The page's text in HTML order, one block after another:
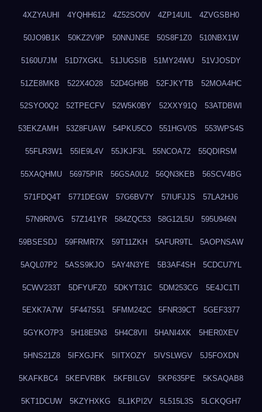
4XZYAUHI 4YQHH612 4Z52SO0V 4ZP14UIL 4ZVGSBH0
50JO9B1K 50KZ2V9P 50NNJN5E 50S8F1Z0 510NBX1W
5160U7JM 51D7XGKL 51JUGSIB 51MY24WU 51VJOSDY
51ZE8MKB 522X4O28 52D4GH9B 52FJKYTB 52MOA4HC
52SYO0Q2 52TPECFV 52W5K0BY 52XXY91Q 53ATDBWI
53EKZAMH 53Z8FUAW 54PKU5CO 551HGV0S 553WPS4S
55FLR3W1 55IE9L4V 55JKJF3L 55NCOA72 55QDIRSM
55XAQHMU 56975PIR 56GSA0U2 56QN3KEB 56SCV4BG
571FDQ4T 5771DEGW 57G6BV7Y 57IUFJJS 57LA2HJ6
57N9R0VG 57Z141YR 584ZQC53 58G12L5U 595U946N
59BSESDJ 59FRMR7X 59T11ZKH 5AFUR9TL 5AOPNSAW
5AQL07P2 5ASS9KJO 5AY4N3YE 5B3AF4SH 5CDCU7YL
5CWV233T 5DFYUFZ0 5DKYT31C 5DM253CG 5E4JC1TI
5EXK7A7W 5F447S51 5FMM242C 5FNR39CT 5GEF3377
5GYKO7P3 5H18E5N3 5H4C8VII 5HANI4XK 5HER0XEV
5HNS21Z8 5IFXGJFK 5IITXOZY 5IVSLWGV 5J5FOXDN
5KAFKBC4 5KEFVRBK 5KFBILGV 5KP635PE 5KSAQAB8
5KT1DCUW 5KZYHXKG 5L1KPI2V 5L515L3S 5LCKQGH7